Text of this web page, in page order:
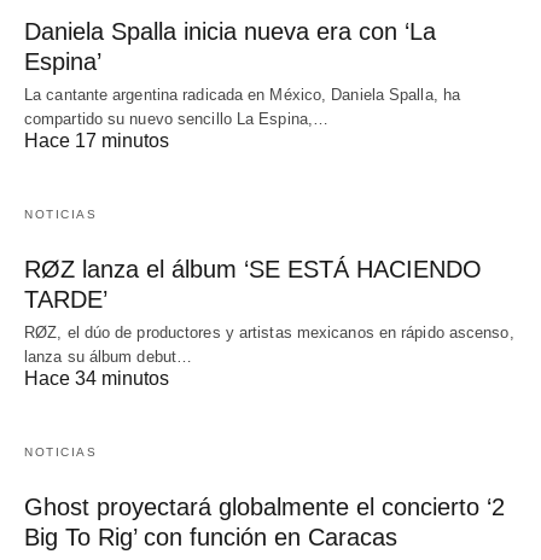
Daniela Spalla inicia nueva era con ‘La
Espina’
La cantante argentina radicada en México, Daniela Spalla, ha
compartido su nuevo sencillo La Espina,…
Hace 17 minutos
NOTICIAS
RØZ lanza el álbum ‘SE ESTÁ HACIENDO
TARDE’
RØZ, el dúo de productores y artistas mexicanos en rápido ascenso,
lanza su álbum debut…
Hace 34 minutos
NOTICIAS
Ghost proyectará globalmente el concierto ‘2
Big To Rig’ con función en Caracas